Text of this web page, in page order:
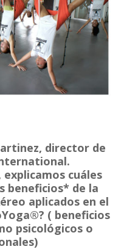
director de
cuáles
beneficios* de la
aplicados en el
( beneficios
psicológicos o